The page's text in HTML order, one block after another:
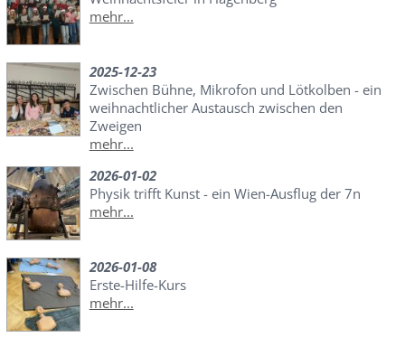
mehr...
2025-12-23
Zwischen Bühne, Mikrofon und Lötkolben - ein
weihnachtlicher Austausch zwischen den
Zweigen
mehr...
2026-01-02
Physik trifft Kunst - ein Wien-Ausflug der 7n
mehr...
2026-01-08
Erste-Hilfe-Kurs
mehr...